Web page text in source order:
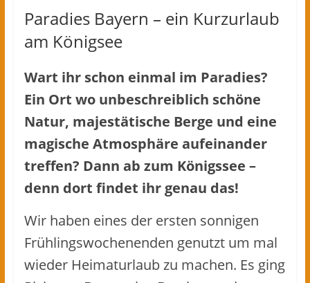
Paradies Bayern – ein Kurzurlaub
am Königsee
Wart ihr schon einmal im Paradies?
Ein Ort wo unbeschreiblich schöne
Natur, majestätische Berge und eine
magische Atmosphäre aufeinander
treffen? Dann ab zum Königssee –
denn dort findet ihr genau das!
Wir haben eines der ersten sonnigen
Frühlingswochenenden genutzt um mal
wieder Heimaturlaub zu machen. Es ging